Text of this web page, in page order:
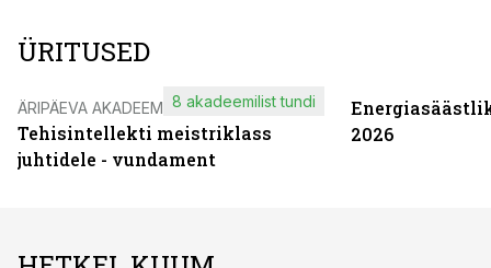
ÜRITUSED
ÄRIPÄEVA AKADEEMIA
Tehisintellekti meistriklass
juhtidele - vundament
8 akadeemilist tundi
2026